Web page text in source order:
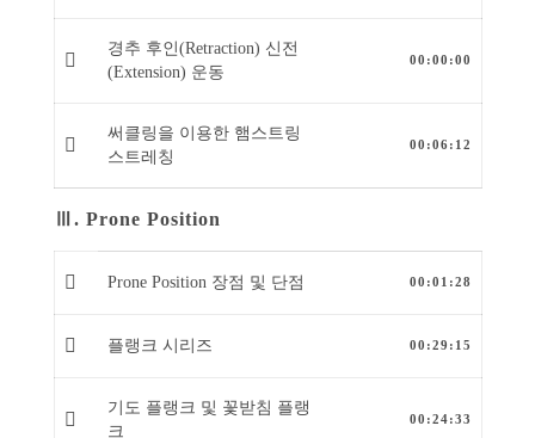
경추 후인(Retraction) 신전
(Extension) 운동
00:00:00
써클링을 이용한 햄스트링
스트레칭
00:06:12
Ⅲ. Prone Position
Prone Position 장점 및 단점 00:01:28
플랭크 시리즈 00:29:15
기도 플랭크 및 꽃받침 플랭
크
00:24:33